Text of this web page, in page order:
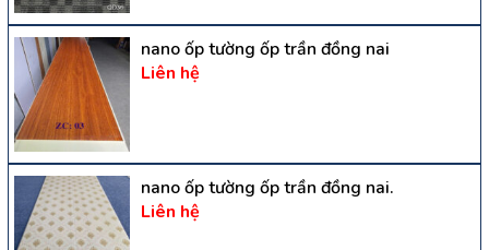
nano ốp tường ốp trần đồng nai
Liên hệ
nano ốp tường ốp trần đồng nai.
Liên hệ